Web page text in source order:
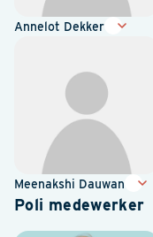
Annelot Dekker
Meenakshi Dauwan
Poli medewerker